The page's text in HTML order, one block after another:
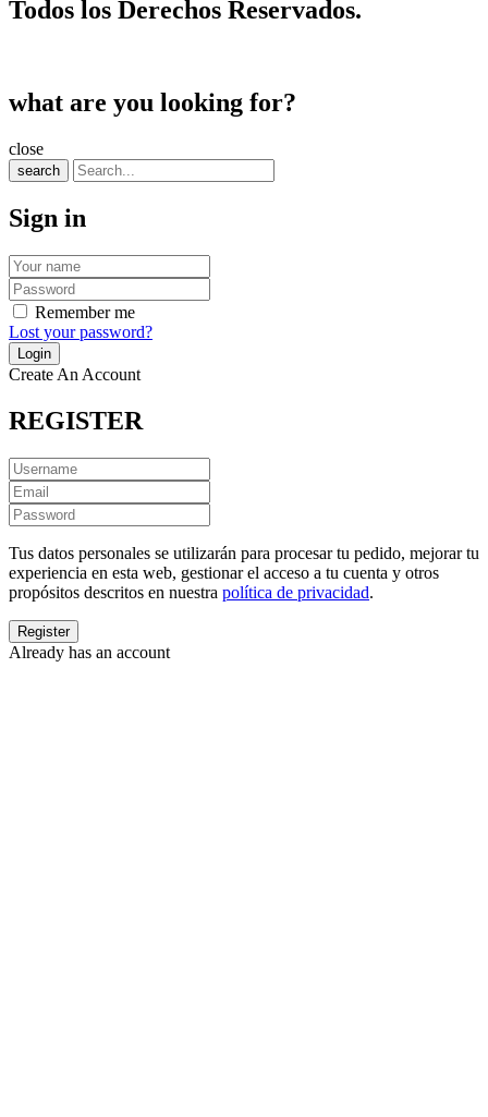
Todos los Derechos Reservados.
what are you looking for?
close
search
Sign in
Remember me
Lost your password?
Create An Account
REGISTER
Tus datos personales se utilizarán para procesar tu pedido, mejorar tu
experiencia en esta web, gestionar el acceso a tu cuenta y otros
propósitos descritos en nuestra política de privacidad.
Already has an account